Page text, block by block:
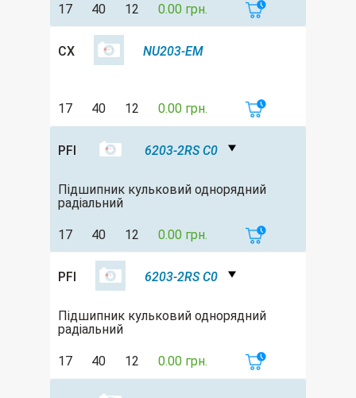
17 40 12 0.00 грн.
CX NU203-EM
17 40 12 0.00 грн.
PFI 6203-2RS C0
Підшипник кульковий однорядний
радіальний
17 40 12 0.00 грн.
PFI 6203-2RS C0
Підшипник кульковий однорядний
радіальний
17 40 12 0.00 грн.